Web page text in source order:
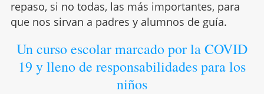
repaso, si no todas, las más importantes, para
que nos sirvan a padres y alumnos de guía.
Un curso escolar marcado por la COVID
19 y lleno de responsabilidades para los
niños